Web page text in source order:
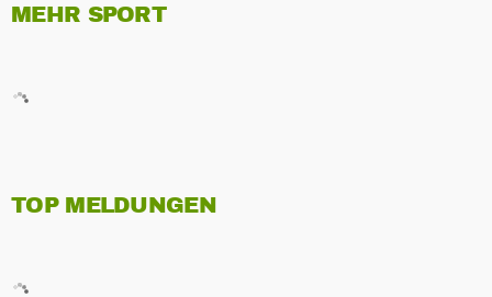
MEHR SPORT
TOP MELDUNGEN